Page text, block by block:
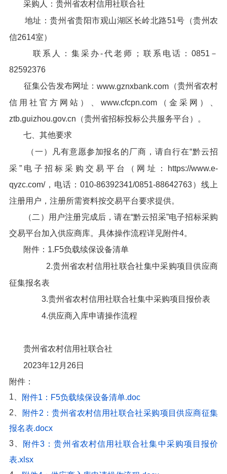
采购人：贵州省农村信用社联合社
地址：贵州省贵阳市观山湖区长岭北路51号（贵州农
信2614室）
联系人：集采办-代老师；联系电话：0851－
82592376
征集公告发布网址：www.gznxbank.com （贵州省农村
信用社官方网站）、www.cfcpn.com（金采网）、
ztb.guizhou.gov.cn（贵州省招标投标公共服务平台）。
七、其他要求
（一）凡有意愿参加报名的厂商，请自行在“黔云招
采”电子招标采购交易平台（网址：https://www.e-
qyzc.com/，电话：010-86392341/0851-88642763）线上
注册用户，注册所需资料按交易平台要求提供。
（二）用户注册完成后，请在“黔云招采”电子招标采购
交易平台加入供应商库。具体操作流程详见附件4。
附件：1.F5负载续保设备清单
2.贵州省农村信用社联合社集中采购项目供应商
征集报名表
3.贵州省农村信用社联合社集中采购项目报价表
4.供应商入库申请操作流程
贵州省农村信用社联合社
2023年12月26日
附件：
1、
附件1：F5负载续保设备清单.doc
2、 附件2：贵州省农村信用社联合社采购项目供应商征集
报名表.docx
3、
附件3：贵州省农村信用社联合社集中采购项目报价
表.xlsx